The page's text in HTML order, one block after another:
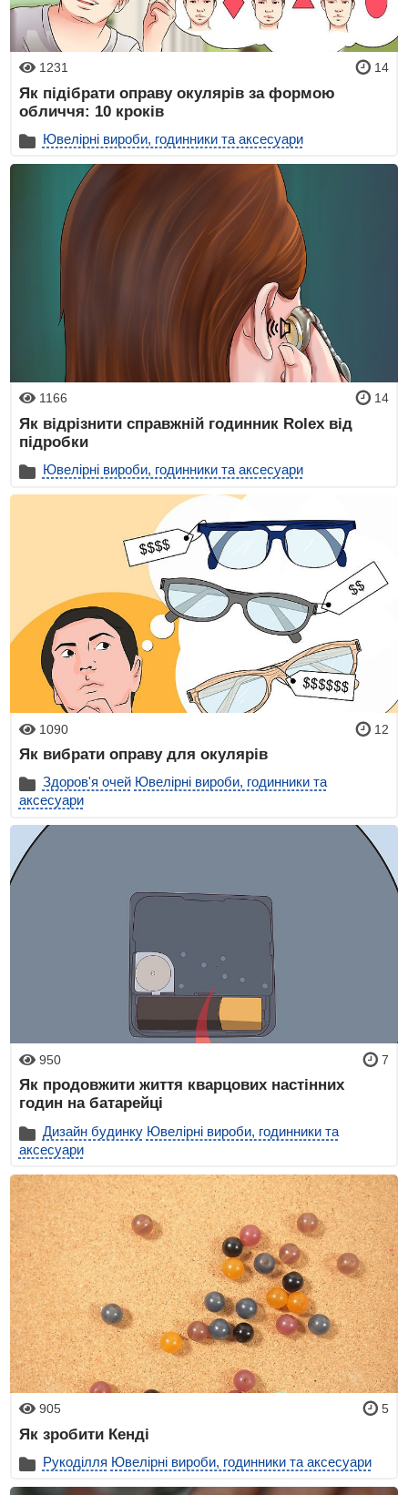
1231 14
Як підібрати оправу окулярів за формою
обличчя: 10 кроків
Ювелірні вироби, годинники та аксесуари
1166 14
Як відрізнити справжній годинник Rolex від
підробки
Ювелірні вироби, годинники та аксесуари
1090 12
Як вибрати оправу для окулярів
Здоров'я очей Ювелірні вироби, годинники та
аксесуари
950 7
Як продовжити життя кварцових настінних
годин на батарейці
Дизайн будинку Ювелірні вироби, годинники та
аксесуари
905 5
Як зробити Кенді
Рукоділля Ювелірні вироби, годинники та аксесуари